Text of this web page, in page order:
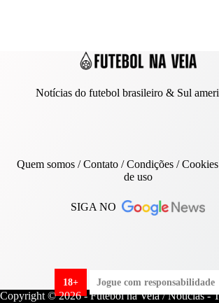
Notícias do futebol brasileiro & Sul
Quem somos/Contato/ Condições /Cookies
de uso
SIGA NO
18+ Jogue com responsabilidade
Copyright © 2026 - Futebol na Veia / Notícias -